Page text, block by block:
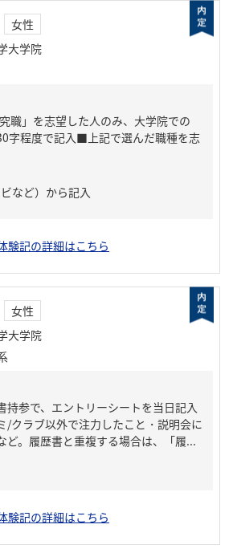
女性
大学院
字程度で記入■上記で選んだ職種を志
など）から記入
験記の詳細はこちら
女性
大学院
持参で、エントリーシートを当日記入
/クラブ以外で注力したこと・説明会に
。履歴書と重複する場合は、「履...
験記の詳細はこちら